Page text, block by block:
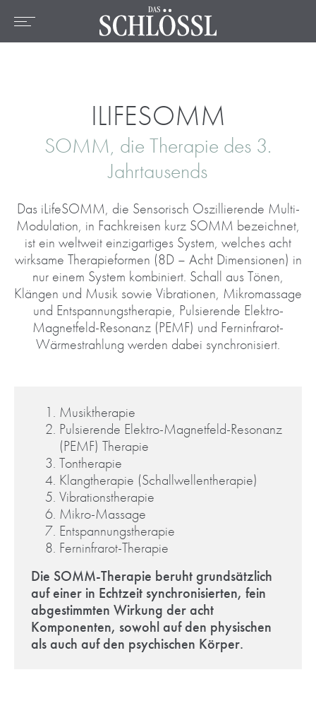
DE EN FR
Home
Chambres et prix
Emplacement
Culinaire
Activités
ILIFESOMM
SOMM, die Therapie des 3.
Jahrtausends
Das iLifeSOMM, die Sensorisch Oszillierende Multi-
Modulation, in Fachkreisen kurz SOMM bezeichnet,
ist ein weltweit einzigartiges System, welches acht
wirksame Therapieformen (8D – Acht Dimensionen) in
nur einem System kombiniert. Schall aus Tönen,
Klängen und Musik sowie Vibrationen, Mikromassage
und Entspannungstherapie, Pulsierende Elektro-
Magnetfeld-Resonanz (PEMF) und Ferninfrarot-
Wärmestrahlung werden dabei synchronisiert.
Musiktherapie
Pulsierende Elektro-Magnetfeld-Resonanz
(PEMF) Therapie
Tontherapie
Klangtherapie (Schallwellentherapie)
Vibrationstherapie
Mikro-Massage
Entspannungstherapie
Ferninfrarot-Therapie
Die SOMM-Therapie beruht grundsätzlich
auf einer in Echtzeit synchronisierten, fein
abgestimmten Wirkung der acht
Komponenten, sowohl auf den physischen
als auch auf den psychischen Körper.